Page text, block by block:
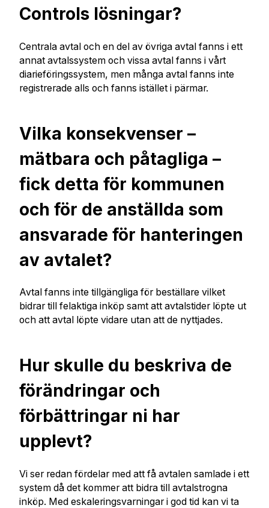
Controls lösningar?
Centrala avtal och en del av övriga avtal fanns i ett
annat avtalssystem och vissa avtal fanns i vårt
diarieföringssystem, men många avtal fanns inte
registrerade alls och fanns istället i pärmar.
Vilka konsekvenser –
mätbara och påtagliga –
fick detta för kommunen
och för de anställda som
ansvarade för hanteringen
av avtalet?
Avtal fanns inte tillgängliga för beställare vilket
bidrar till felaktiga inköp samt att avtalstider löpte ut
och att avtal löpte vidare utan att de nyttjades.
Hur skulle du beskriva de
förändringar och
förbättringar ni har
upplevt?
Vi ser redan fördelar med att få avtalen samlade i ett
system då det kommer att bidra till avtalstrogna
inköp. Med eskaleringsvarningar i god tid kan vi ta